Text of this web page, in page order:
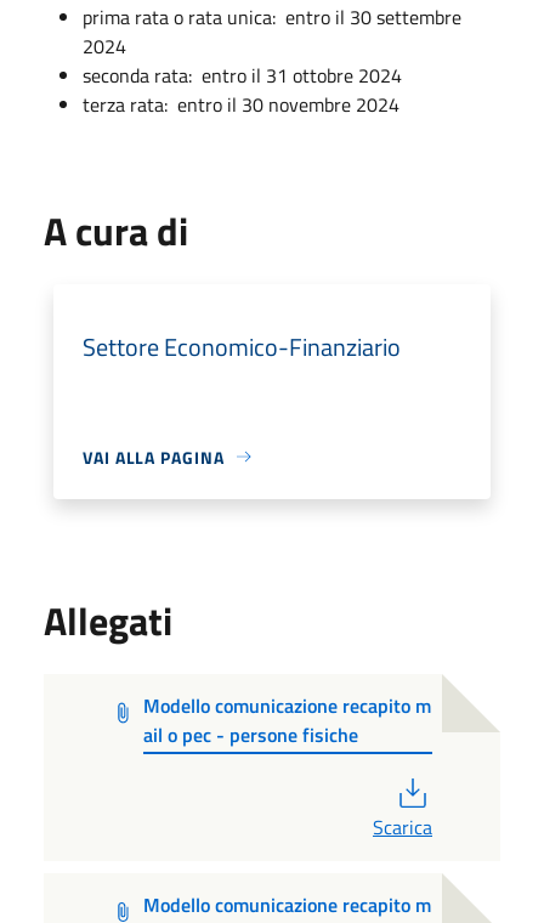
prima rata o rata unica: entro il 30 settembre
2024
seconda rata: entro il 31 ottobre 2024
terza rata: entro il 30 novembre 2024
A cura di
Settore Economico-Finanziario
VAI ALLA PAGINA
Allegati
Modello comunicazione recapito m
ail o pec - persone fisiche
Scarica
Modello comunicazione recapito m